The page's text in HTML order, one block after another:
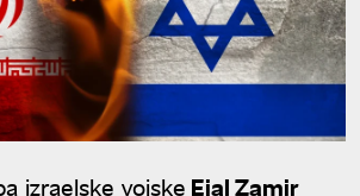
izraelske vojske Ejal Zamir